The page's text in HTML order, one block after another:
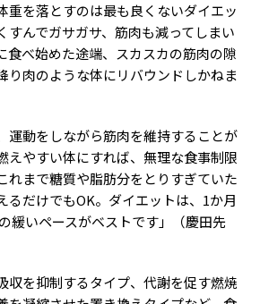
重を落とすのは最も良くないダイエッ
すんでガサガサ、筋肉も減ってしまい
食べ始めた途端、スカスカの筋肉の隙
り肉のような体にリバウンドしかねま
運動をしながら筋肉を維持することが
えやすい体にすれば、無理な食事制限
れまで糖質や脂肪分をとりすぎていた
るだけでもOK。ダイエットは、1か月
緩いペースがベストです」（慶田先
収を抑制するタイプ、代謝を促す燃焼